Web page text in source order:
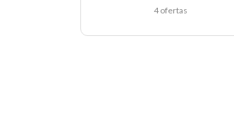
4 ofertas